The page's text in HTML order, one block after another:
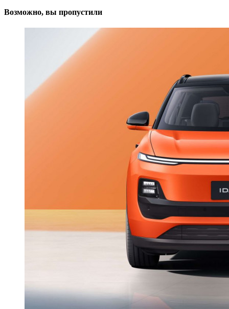
Возможно, вы пропустили